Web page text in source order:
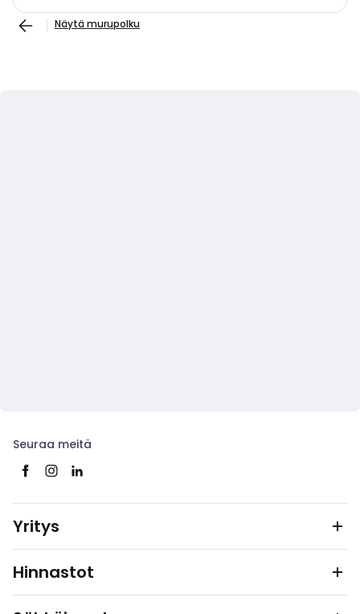
Näytä murupolku
Seuraa meitä
Yritys
Hinnastot